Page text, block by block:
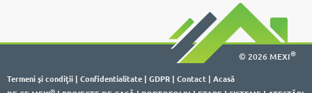
© 2026 MEXI®
Termeni şi condiţii | Confidentialitate | GDPR | Contact | Acasă